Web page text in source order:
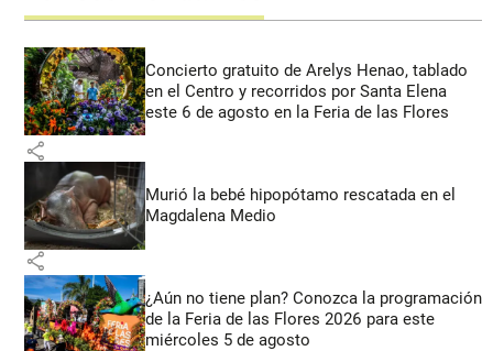
Concierto gratuito de Arelys Henao, tablado
en el Centro y recorridos por Santa Elena
este 6 de agosto en la Feria de las Flores
share
Murió la bebé hipopótamo rescatada en el
Magdalena Medio
share
¿Aún no tiene plan? Conozca la programación
de la Feria de las Flores 2026 para este
miércoles 5 de agosto